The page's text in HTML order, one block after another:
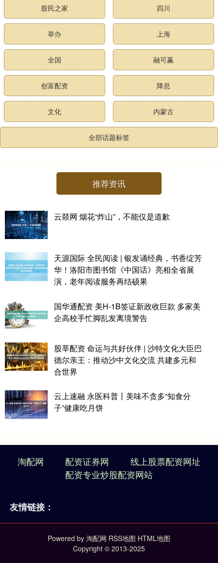
股民之家 四川
举办 上海
全国 融可赢
创富配资 降息
文化 内蒙古
全部话题标签
推荐资讯
云燚网 烟花“炸山”，不能仅是道歉
天源国际 全民阅读 | 银发诵经典，书香绽芳
华！洛阳市图书馆《中国话》亮相全省展
演，老年阅读服务再结硕果
国华通配资 美H-1B签证新政收巨款 多家美
企高校手忙脚乱发离境警告
股莘配资 命运与共好伙伴 | 沙特文化大臣巴
德尔亲王：推动沙中文化交流 共建多元和
合世界
云上速融 永医科普丨美味不贪多“知食分
子”健康吃月饼
淘配网 配资证券网
线上股票配资网址
配资专业炒股配资网站
友情链接：
Powered by 淘配网 RSS地图 HTML地图
Copyright © 2013-2025